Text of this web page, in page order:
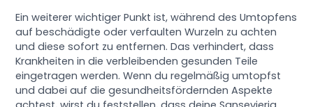
Ein weiterer wichtiger Punkt ist, während des Umtopfens
auf beschädigte oder verfaulten Wurzeln zu achten
und diese sofort zu entfernen. Das verhindert, dass
Krankheiten in die verbleibenden gesunden Teile
eingetragen werden. Wenn du regelmäßig umtopfst
und dabei auf die gesundheitsfördernden Aspekte